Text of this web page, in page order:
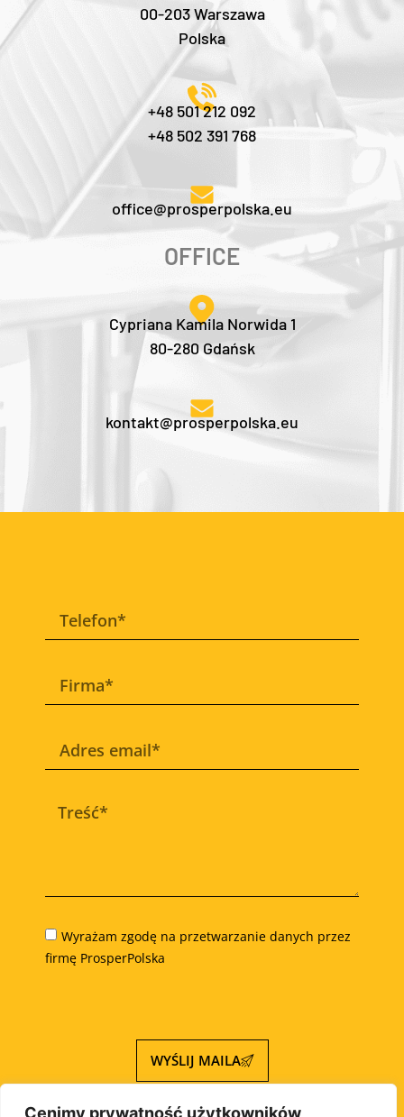
Cenimy prywatność użytkowników
00-203 Warszawa
Polska
+48 501 212 092
+48 502 391 768
office@prosperpolska.eu
OFFICE
Cypriana Kamila Norwida 1
80-280 Gdańsk
kontakt@prosperpolska.eu
Wyrażam zgodę na przetwarzanie danych przez
firmę ProsperPolska
WYŚLIJ MAILA